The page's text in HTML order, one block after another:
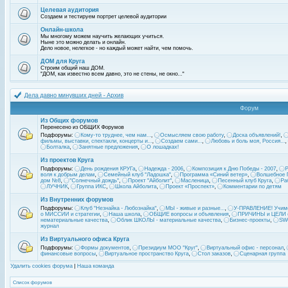
Целевая аудитория
Создаем и тестируем портрет целевой аудитории
Онлайн-школа
Мы многому можем научить желающих учиться.
Ныне это можно делать и онлайн.
Дело новое, нелегкое - но каждый может найти, чем помочь.
ДОМ для Круга
Строим общий наш ДОМ.
"ДОМ, как известно всем давно, это не стены, не окно..."
Дела давно минувших дней - Архив
Форум
Из Общих форумов
Перенесено из ОБЩИХ Форумов
Подфорумы:
Кому-то труднее, чем нам... Осмысляем свою работу, Доска объявлений!
фильмы, выставки, спектакли, концерты и...
Создаем сами... Любовь и боль моя, Россия...
Болталка
Занятные предложения О лошадках!
Из проектов Круга
Подфорумы: День рождения КРУГа Надежда - 2006 Композиция к Дню Победы - 2007
воля к добрым делам
Семейный клуб "Ладошка" Программа «Синий ветер» Волшебное
дом №8
"Солнечный дождь" Проект "Айболит" Масленица Песенный клуб Круга
ЛУЧНИК
Группа ИКС Школа Айболита Проект «Проспект» Комментарии по детям
Из Внутренних форумов
Подфорумы: Клуб "Незнайка - Любознайка" МЫ - живые и разные... У-ПРАВЛЕНИЕ!
о МИССИИ и стратегии
Наша школа ОБЩИЕ вопросы и объявления ПРИЧИНЫ и ЦЕЛИ
нематериальные качества
Облик ШКОЛЫ - материальные качества Бизнес-проекты
журнал
Из Виртуального офиса Круга
Подфорумы: Формы документов Президиум МОО "Круг" Виртуальный офис - персонал
финансовые вопросы
Виртуальное пространство Круга Стол заказов Сценарная группа
Удалить cookies форума | Наша команда
Список форумов